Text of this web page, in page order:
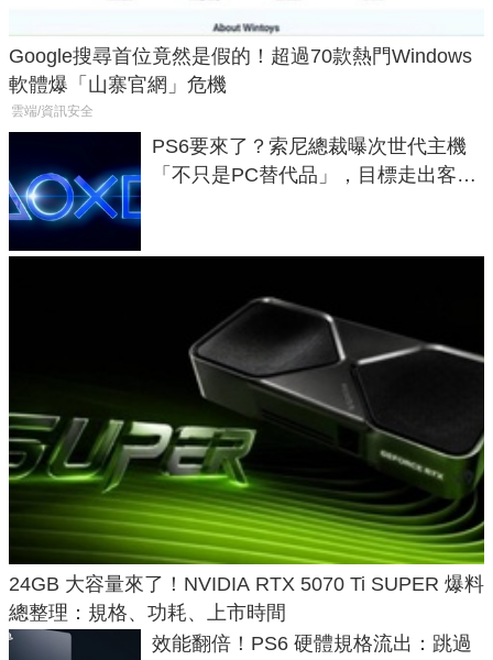
Google搜尋首位竟然是假的！超過70款熱門Windows
軟體爆「山寨官網」危機
雲端/資訊安全
PS6要來了？索尼總裁曝次世代主機
「不只是PC替代品」，目標走出客
24GB 大容量來了！NVIDIA RTX 5070 Ti SUPER 爆料
總整理：規格、功耗、上市時間
效能翻倍！PS6 硬體規格流出：跳過